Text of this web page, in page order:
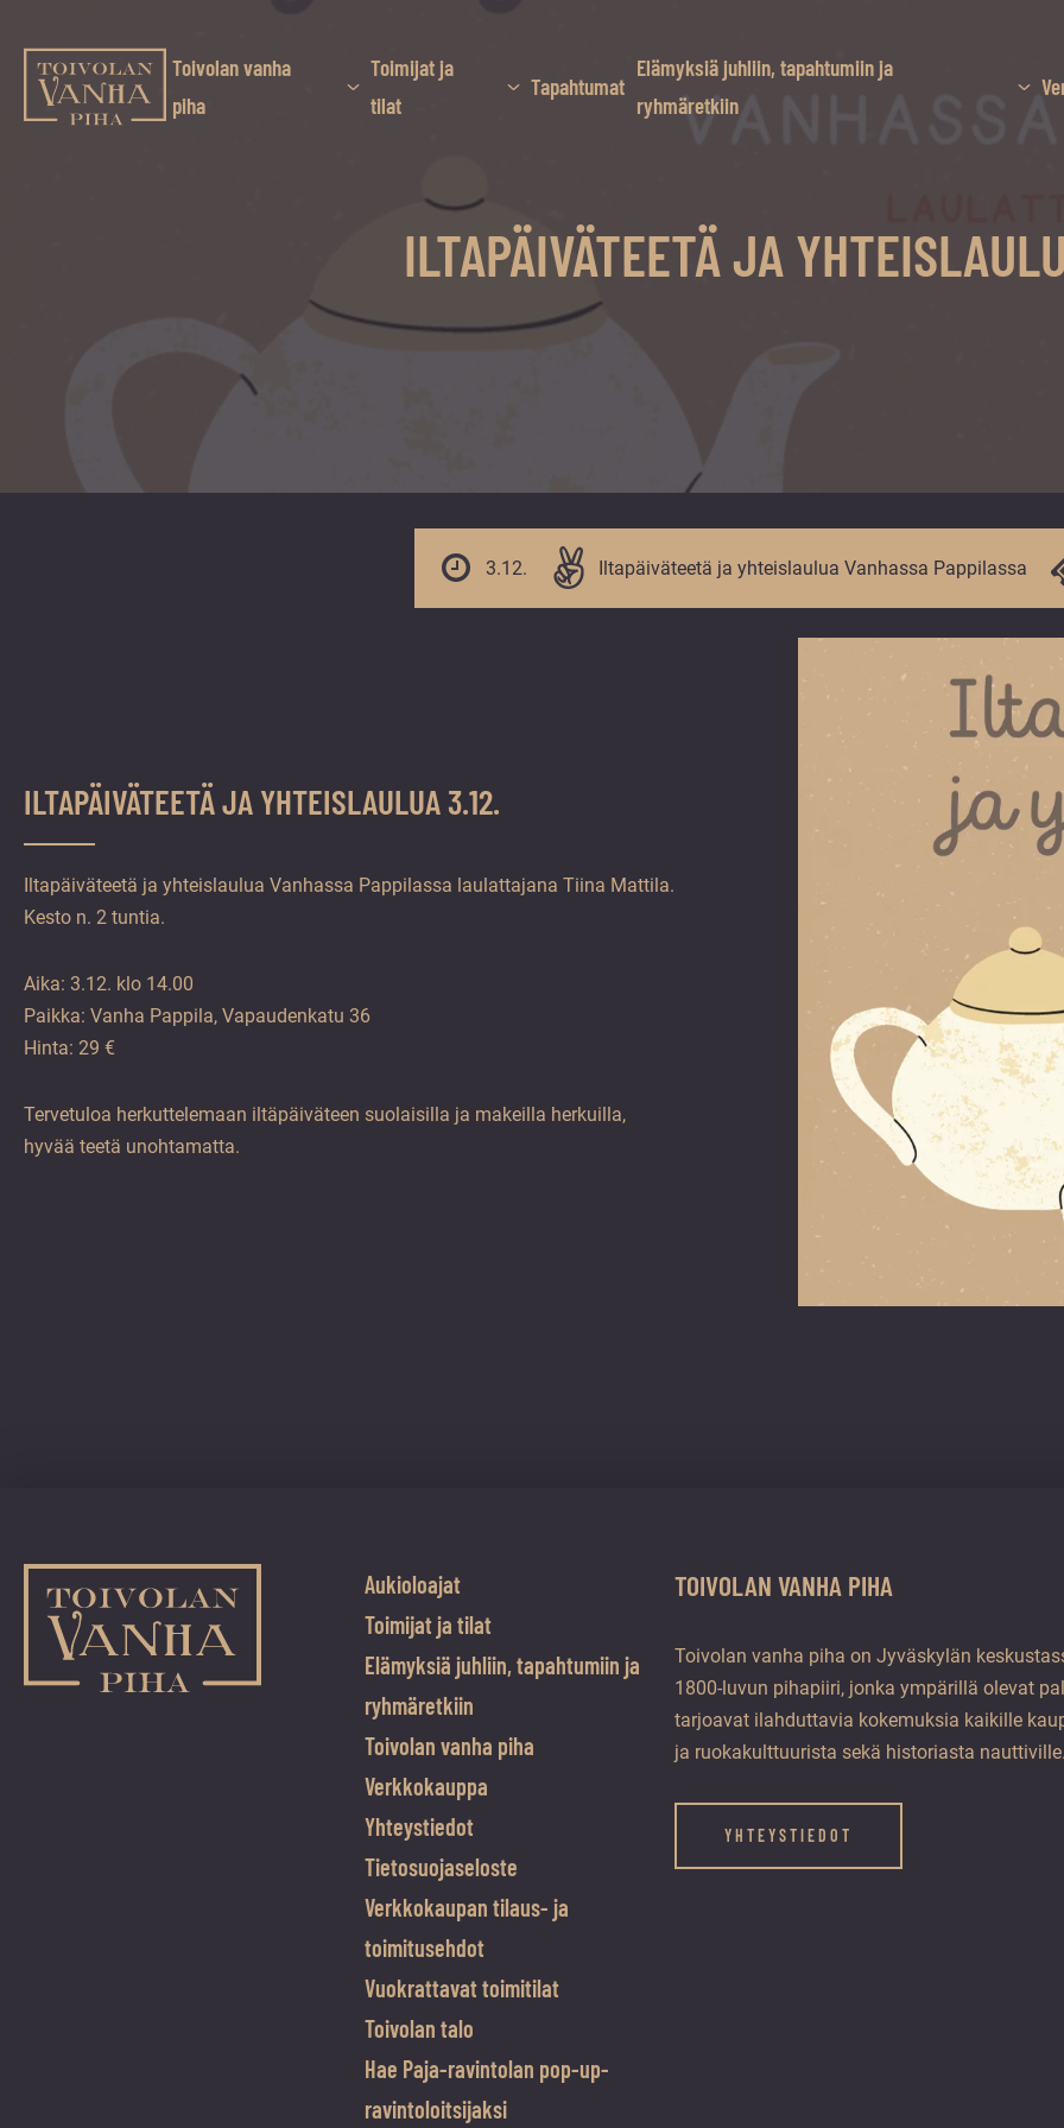
sisältöön
Toivolan vanha piha
hetkiä
Toivolan vanha
piha
Toimijat ja
tilat
Tapahtumat
Elämyksiä juhliin, tapahtumiin ja
ryhmäretkiin
ILTAPÄIVÄTEETÄ JA
3.12. Iltapäiväteetä ja yhteislaulua Vanhassa Pappilassa
ILTAPÄIVÄTEETÄ JA YHTEISLAULUA 3.12.
Iltapäiväteetä ja yhteislaulua Vanhassa Pappilassa laulattajana Tiina Mattila.
Kesto n. 2 tuntia.
Aika: 3.12. klo 14.00
Paikka: Vanha Pappila, Vapaudenkatu 36
Hinta: 29 €
Tervetuloa herkuttelemaan iltäpäiväteen suolaisilla ja makeilla herkuilla,
hyvää teetä unohtamatta.
Aukioloajat
Toimijat ja tilat
Elämyksiä juhliin, tapahtumiin ja
ryhmäretkiin
Toivolan vanha piha
Verkkokauppa
Yhteystiedot
Tietosuojaseloste
Verkkokaupan tilaus- ja
toimitusehdot
Vuokrattavat toimitilat
Toivolan talo
Hae Paja-ravintolan pop-up-
ravintoloitsijaksi
TOIVOLAN VANHA PIHA
Toivolan vanha piha on Jyväskylän
1800-luvun pihapiiri, jonka ympärillä olevat
tarjoavat ilahduttavia kokemuksia kaikille
ja ruokakulttuurista sekä historiasta
YHTEYSTIEDOT